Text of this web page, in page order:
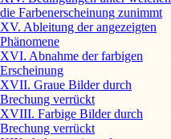
die Farbenerscheinung zunimmt
XV. Ableitung der angezeigten
Phänomene
XVI. Abnahme der farbigen
Erscheinung
XVII. Graue Bilder durch
Brechung verrückt
XVIII. Farbige Bilder durch
Brechung verrückt